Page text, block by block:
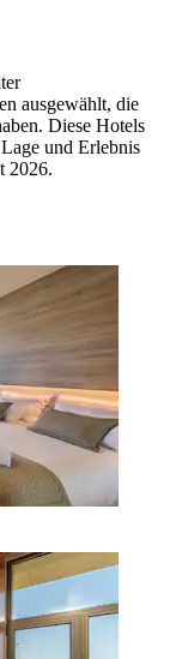
ausgewählt, die
Diese Hotels
und Erlebnis
2026.